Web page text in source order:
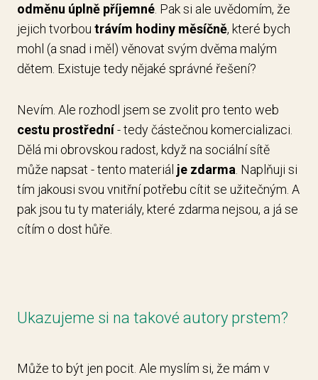
odměnu úplně příjemné . Pak si ale uvědomím, že
jejich tvorbou trávím hodiny měsíčně, které bych
mohl (a snad i měl) věnovat svým dvěma malým
dětem. Existuje tedy nějaké správné řešení?
Nevím. Ale rozhodl jsem se zvolit pro tento web
cestu prostřední- tedy částečnou komercializaci.
Dělá mi obrovskou radost, když na sociální sítě
může napsat - tento materiál je zdarma . Naplňuji si
tím jakousi svou vnitřní potřebu cítit se užitečným. A
pak jsou tu ty materiály, které zdarma nejsou, a já se
cítím o dost hůře.
Ukazujeme si na takové autory prstem?
Může to být jen pocit. Ale myslím si, že mám v